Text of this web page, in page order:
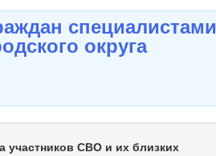
специалистами
округа
участников СВО и их близких